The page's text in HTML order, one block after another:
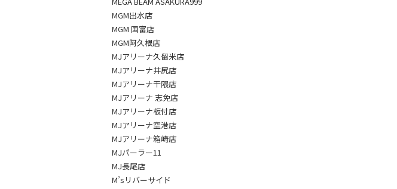
MGM出水店
MGM 国富店
MGM阿久根店
MJアリーナ久留米店
MJアリーナ井尻店
MJアリーナ干隈店
MJアリーナ 志免店
MJアリーナ板付店
MJアリーナ空港店
MJアリーナ箱崎店
MJパーラー11
MJ長尾店
M’sリバーサイド